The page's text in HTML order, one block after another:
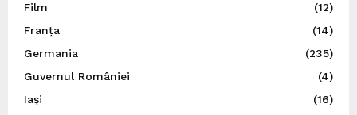
Film
(12)
Franța
(14)
Germania
(235)
Guvernul României
(4)
Iaşi
(16)